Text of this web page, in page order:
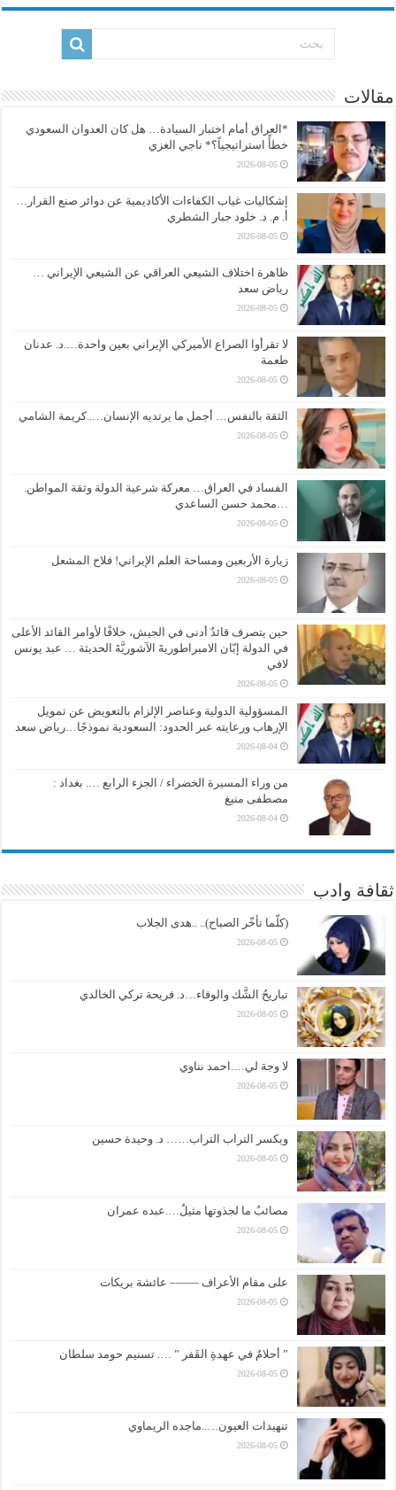
مقالات
*العراق أمام اختبار السيادة… هل كان العدوان السعودي
خطأً استراتيجياً؟* ناجي الغزي
2026-08-05
إشكاليات غياب الكفاءات الأكاديمية عن دوائر صنع القرار…
أ. م. د. خلود جبار الشطري
2026-08-05
ظاهرة اختلاف الشيعي العراقي عن الشيعي الإيراني …
رياض سعد
2026-08-05
لا تقرأوا الصراع الأميركي الإيراني بعين واحدة….د. عدنان
طعمة
2026-08-05
الثقة بالنفس… أجمل ما يرتديه الإنسان…..كريمة الشامي
2026-08-05
الفساد في العراق… معركة شرعية الدولة وثقة المواطن.
…محمد حسن الساعدي
2026-08-05
زيارة الأربعين ومساحة العلم الإيراني! فلاح المشعل
2026-08-05
حين يتصرف قائدٌ أدنى في الجيش، خلافًا لأوامر القائد الأعلى
في الدولة إبّان الامبراطوريةَ الآشوريَّةَ الحديثة … عبد يونس
لافي
2026-08-05
المسؤولية الدولية وعناصر الإلزام بالتعويض عن تمويل
الإرهاب ورعايته عبر الحدود: السعودية نموذجًا…رياض سعد
2026-08-04
من وراء المسيرة الخضراء / الجزء الرابع …. بغداد :
مصطفى منيغ
2026-08-04
ثقافة وادب
(كلّما تأخّر الصباح).. ..هدى الجلاب
2026-08-05
تباريحُ الشَّك والوفاء…د. فريحة تركي الخالدي
2026-08-05
لا وجهَ لي….احمد نناوي
2026-08-05
ويكسر التراب التراب…… د. وحيدة حسين
2026-08-05
مصائبُ ما لجذوتها مثيلُ….عبده عمران
2026-08-05
على مقام الأعراف ——– عائشة بريكات
2026-08-05
” أحلامٌ في عهدةِ القَفر ” …. تسنيم حومد سلطان
2026-08-05
تنهيدات العيون…..ماجده الريماوي
2026-08-05